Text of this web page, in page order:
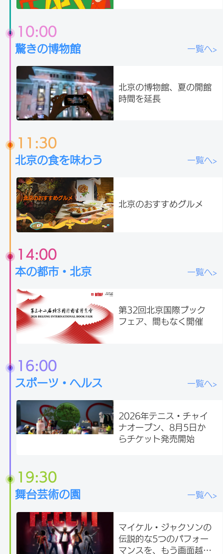
10:00
驚きの博物館 一覧へ>
北京の博物館、夏の開館
時間を延長
11:30
北京の食を味わう 一覧へ>
北京のおすすめグルメ
14:00
本の都市・北京 一覧へ>
第32回北京国際ブック
フェア、間もなく開催
16:00
スポーツ・ヘルス 一覧へ>
2026年テニス・チャイ
ナオープン、8月5日か
らチケット発売開始
19:30
舞台芸術の園 一覧へ>
マイケル・ジャクソンの
伝説的な5つのパフォー
マンスを、もう画面越し